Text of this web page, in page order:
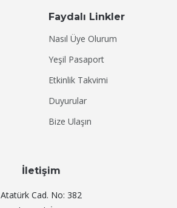
Faydalı Linkler
Nasıl Üye Olurum
Yeşil Pasaport
Etkinlik Takvimi
Duyurular
Bize Ulaşın
İletişim
Atatürk Cad. No: 382